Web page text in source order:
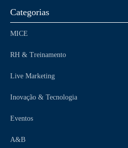
Categorias
MICE
RH & Treinamento
Live Marketing
Inovação & Tecnologia
Eventos
A&B